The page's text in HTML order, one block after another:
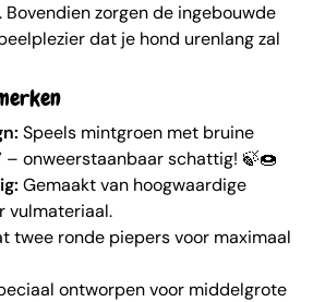
Bovendien zorgen de ingebouwde
dat je hond urenlang zal
Speels mintgroen met bruine
– onweerstaanbaar schattig! 🍃🍩
Gemaakt van hoogwaardige
vulmateriaal.
twee ronde piepers voor maximaal
ontworpen voor middelgrote